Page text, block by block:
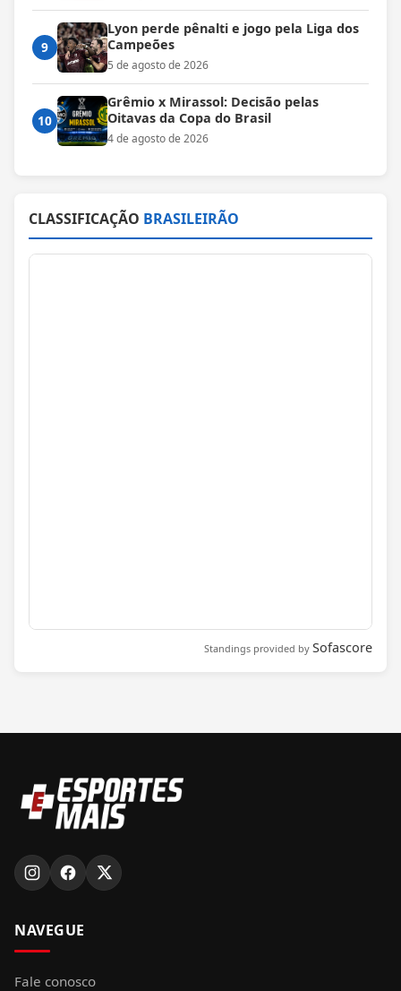
9
Lyon perde pênalti e jogo pela Liga dos
Campeões
5 de agosto de 2026
10
Grêmio x Mirassol: Decisão pelas
Oitavas da Copa do Brasil
4 de agosto de 2026
CLASSIFICAÇÃO BRASILEIRÃO
Standings provided by Sofascore
NAVEGUE
Fale conosco